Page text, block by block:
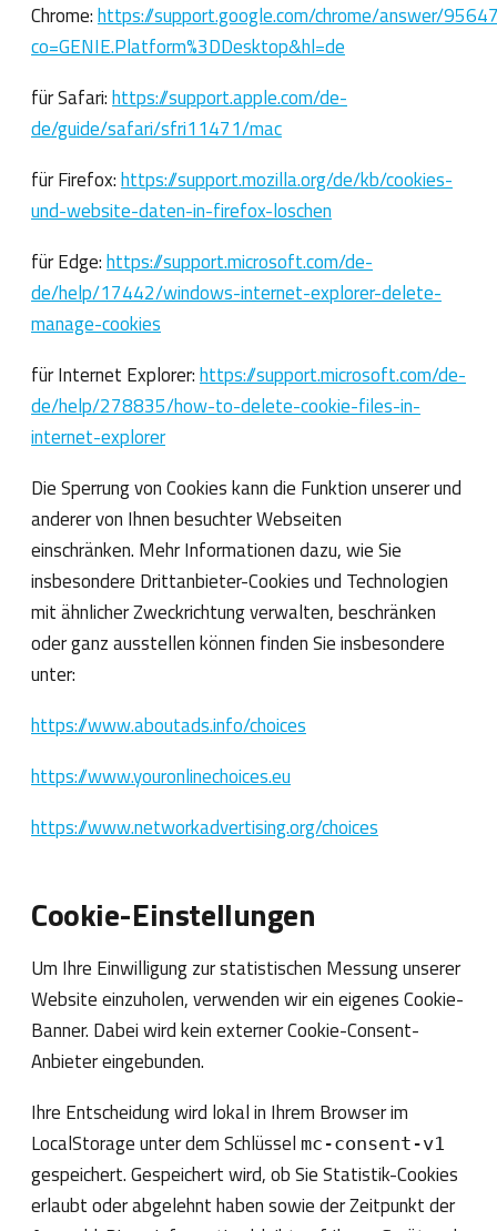
Chrome:https://support.google.com/chrome/answer/
co=GENIE.Platform%3DDesktop&hl=de
für Safari:https://support.apple.com/de-
de/guide/safari/sfri11471/mac
für Firefox:https://support.mozilla.org/de/kb/cookies-
und-website-daten-in-firefox-loschen
für Edge:https://support.microsoft.com/de-
de/help/17442/windows-internet-explorer-delete-
manage-cookies
für Internet Explorer:https://support.microsoft.com/de-
de/help/278835/how-to-delete-cookie-files-in-
internet-explorer
Die Sperrung von Cookies kann die Funktion unserer und
anderer von Ihnen besuchter Webseiten
einschränken. Mehr Informationen dazu, wie Sie
insbesondere Drittanbieter-Cookies und Technologien
mit ähnlicher Zweckrichtung verwalten, beschränken
oder ganz ausstellen können finden Sie insbesondere
unter:
https://www.aboutads.info/choices
https://www.youronlinechoices.eu
https://www.networkadvertising.org/choices
Cookie-Einstellungen
Um Ihre Einwilligung zur statistischen Messung unserer
Website einzuholen, verwenden wir ein eigenes Cookie-
Banner. Dabei wird kein externer Cookie-Consent-
Anbieter eingebunden.
Ihre Entscheidung wird lokal in Ihrem Browser im
LocalStorage unter dem Schlüssel mc-consent-v1
gespeichert. Gespeichert wird, ob Sie Statistik-Cookies
erlaubt oder abgelehnt haben sowie der Zeitpunkt der